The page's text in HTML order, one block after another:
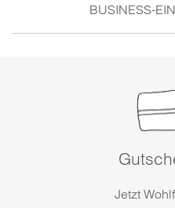
BUSINESS-
Jetzt